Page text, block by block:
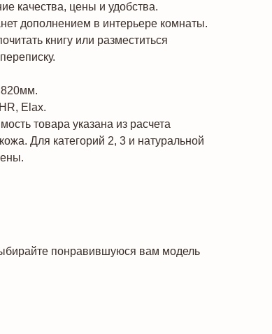
качества, цены и удобства.
дополнением в интерьере комнаты.
книгу или разместиться
Elax.
товара указана из расчета
Для категорий 2, 3 и натуральной
понравившуюся вам модель